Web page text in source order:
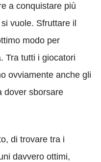
a conquistare più
vuole. Sfruttare il
modo per
Tra tutti i giocatori
ovviamente anche gli
dover sborsare
di trovare tra i
davvero ottimi,